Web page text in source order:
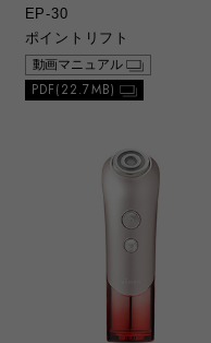
EP-30
ポイントリフト
動画マニュアル
PDF(22.7MB)